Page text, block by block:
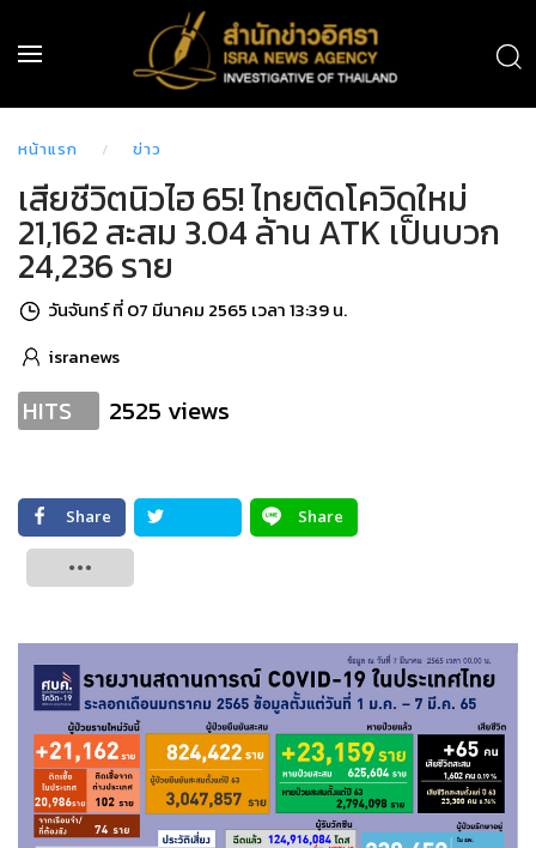
หน้าแรก ข่าว
เสียชีวิตนิวไฮ 65! ไทยติดโควิดใหม่
21,162 สะสม 3.04 ล้าน ATK เป็นบวก
24,236 ราย
วันจันทร์ ที่ 07 มีนาคม 2565 เวลา 13:39 น.
isranews
HITS 2525 views
Share
Share